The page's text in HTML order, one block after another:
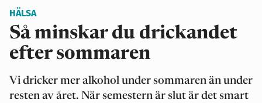
HÄLSA
Så minskar du drickandet
efter sommaren
Vi dricker mer alkohol under sommaren än under
resten av året. När semestern är slut är det smart